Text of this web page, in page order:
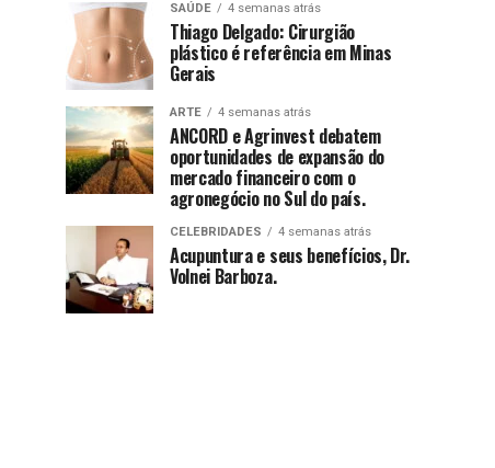
SAÚDE 4 semanas atrás
Thiago Delgado: Cirurgião
plástico é referência em Minas
Gerais
ARTE 4 semanas atrás
ANCORD e Agrinvest debatem
oportunidades de expansão do
mercado financeiro com o
agronegócio no Sul do país.
CELEBRIDADES 4 semanas atrás
Acupuntura e seus benefícios, Dr.
Volnei Barboza.